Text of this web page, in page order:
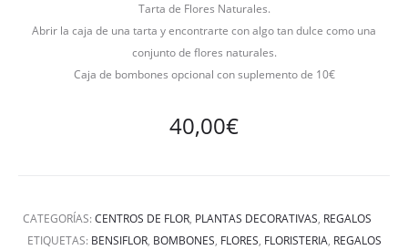
Tarta de Flores Naturales.
Abrir la caja de una tarta y encontrarte con algo tan dulce como una
conjunto de flores naturales.
Caja de bombones opcional con suplemento de 10€
40,00€
CATEGORÍAS: CENTROS DE FLOR, PLANTAS DECORATIVAS, REGALOS
ETIQUETAS: BENSIFLOR, BOMBONES, FLORES, FLORISTERIA, REGALOS